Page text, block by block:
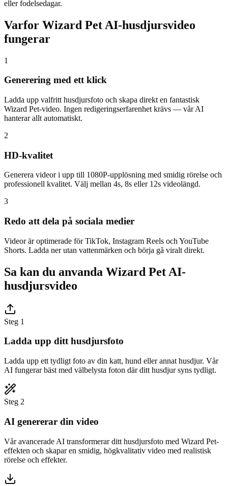
eller fodelsedagar.
Varfor Wizard Pet AI-husdjursvideo
fungerar
1
Generering med ett klick
Ladda upp valfritt husdjursfoto och skapa direkt en fantastisk
Wizard Pet-video. Ingen redigeringserfarenhet krävs — vår AI
hanterar allt automatiskt.
2
HD-kvalitet
Generera videor i upp till 1080P-upplösning med smidig rörelse och
professionell kvalitet. Välj mellan 4s, 8s eller 12s videolängd.
3
Redo att dela på sociala medier
Videor är optimerade för TikTok, Instagram Reels och YouTube
Shorts. Ladda ner utan vattenmärken och börja gå viralt direkt.
Sa kan du anvanda Wizard Pet AI-
husdjursvideo
Steg 1
Ladda upp ditt husdjursfoto
Ladda upp ett tydligt foto av din katt, hund eller annat husdjur. Vår
AI fungerar bäst med välbelysta foton där ditt husdjur syns tydligt.
Steg 2
AI genererar din video
Vår avancerade AI transformerar ditt husdjursfoto med Wizard Pet-
effekten och skapar en smidig, högkvalitativ video med realistisk
rörelse och effekter.